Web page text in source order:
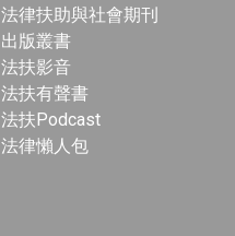
法律扶助與社會期刊
出版叢書
法扶影音
法扶有聲書
法扶Podcast
法律懶人包